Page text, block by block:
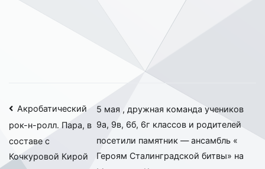
Навигация
по
записям
Акробатический
рок-н-ролл. Пара, в
составе с
Кочкуровой Кирой
5 мая , дружная команда учеников
9а, 9в, 6б, 6г классов и родителей
посетили памятник — ансамбль «
Героям Сталинградской битвы» на